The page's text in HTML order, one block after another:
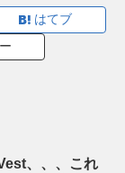
はてブ
、、、これ